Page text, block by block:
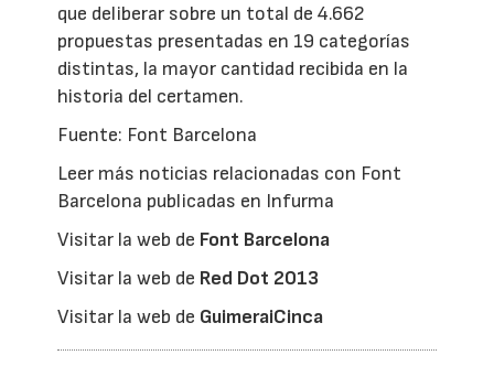
que deliberar sobre un total de 4.662
propuestas presentadas en 19 categorías
distintas, la mayor cantidad recibida en la
historia del certamen.
Fuente: Font Barcelona
Leer más noticias relacionadas con Font
Barcelona publicadas en Infurma
Visitar la web de Font Barcelona
Visitar la web de Red Dot 2013
Visitar la web de GuimeraiCinca